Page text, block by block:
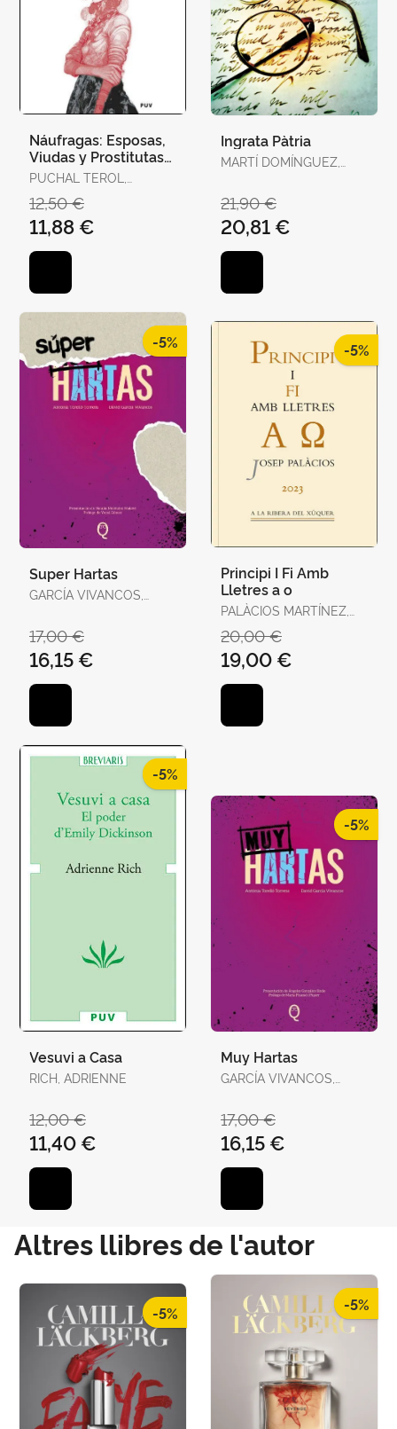
Náufragas: Esposas,
Viudas y Prostitutas
en la Escena
PUCHAL TEROL,
12,50 €
11,88 €
Ingrata Pàtria
MARTÍ DOMÍNGUEZ,
21,90 €
20,81 €
-5%
Super Hartas
GARCÍA VIVANCOS,
17,00 €
16,15 €
-5%
Principi I Fi Amb
Lletres a o
PALÀCIOS MARTÍNEZ,
20,00 €
19,00 €
-5%
Vesuvi a Casa
RICH, ADRIENNE
12,00 €
11,40 €
-5%
Muy Hartas
GARCÍA VIVANCOS,
17,00 €
16,15 €
Altres llibres de l'autor
-5% -5%